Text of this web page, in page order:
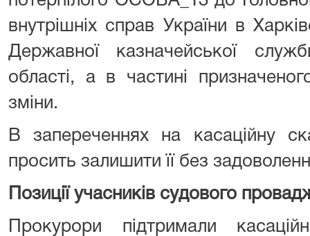
внутрішніх справ України в
Державної казначейської
області, а в частині
зміни.
В запереченнях на касаційну
просить залишити її без
Позиції учасників судового
Прокурори підтримали